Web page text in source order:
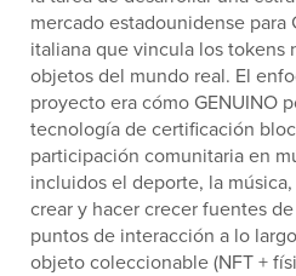
mercado estadounidense para
italiana que vincula los tokens
objetos del mundo real. El
proyecto era cómo GENUINO
tecnología de certificación
participación comunitaria en
incluidos el deporte, la
crear y hacer crecer fuentes
puntos de interacción a lo
objeto coleccionable (NFT +